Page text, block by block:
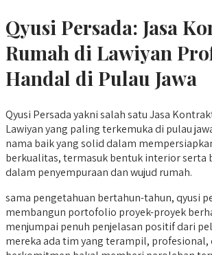
Qyusi Persada: Jasa
Rumah di Lawiyan
Handal di Pulau Jawa
Qyusi Persada yakni salah satu Jasa
Lawiyan yang paling terkemuka di pulau
nama baik yang solid dalam
berkualitas, termasuk bentuk interior serta
dalam penyempuraan dan wujud rumah.
sama pengetahuan bertahun-tahun, qyusi
membangun portofolio proyek-proyek
menjumpai penuh penjelasan positif dari
mereka ada tim yang terampil, profesional,